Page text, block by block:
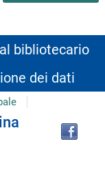
bibliotecario
dei dati